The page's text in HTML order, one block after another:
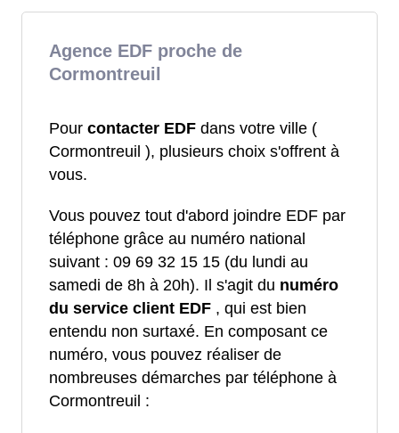
Agence EDF proche de
Cormontreuil
Pour contacter EDF dans votre ville (
Cormontreuil ), plusieurs choix s'offrent à
vous.
Vous pouvez tout d'abord joindre EDF par
téléphone grâce au numéro national
suivant : 09 69 32 15 15 (du lundi au
samedi de 8h à 20h). Il s'agit du numéro
du service client EDF , qui est bien
entendu non surtaxé. En composant ce
numéro, vous pouvez réaliser de
nombreuses démarches par téléphone à
Cormontreuil :